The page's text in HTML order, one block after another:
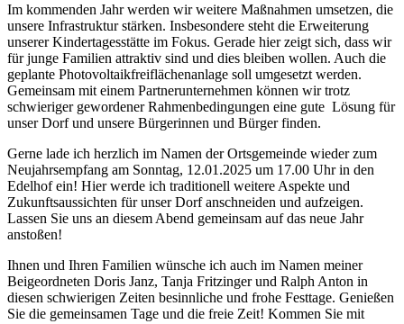
Im kommenden Jahr werden wir weitere Maßnahmen umsetzen, die
unsere Infrastruktur stärken. Insbesondere steht die Erweiterung
unserer Kindertagesstätte im Fokus. Gerade hier zeigt sich, dass wir
für junge Familien attraktiv sind und dies bleiben wollen. Auch die
geplante Photovoltaikfreiflächenanlage soll umgesetzt werden.
Gemeinsam mit einem Partnerunternehmen können wir trotz
schwieriger gewordener Rahmenbedingungen eine gute Lösung für
unser Dorf und unsere Bürgerinnen und Bürger finden.
Gerne lade ich herzlich im Namen der Ortsgemeinde wieder zum
Neujahrsempfang am Sonntag, 12.01.2025 um 17.00 Uhr in den
Edelhof ein! Hier werde ich traditionell weitere Aspekte und
Zukunftsaussichten für unser Dorf anschneiden und aufzeigen.
Lassen Sie uns an diesem Abend gemeinsam auf das neue Jahr
anstoßen!
Ihnen und Ihren Familien wünsche ich auch im Namen meiner
Beigeordneten Doris Janz, Tanja Fritzinger und Ralph Anton in
diesen schwierigen Zeiten besinnliche und frohe Festtage. Genießen
Sie die gemeinsamen Tage und die freie Zeit! Kommen Sie mit